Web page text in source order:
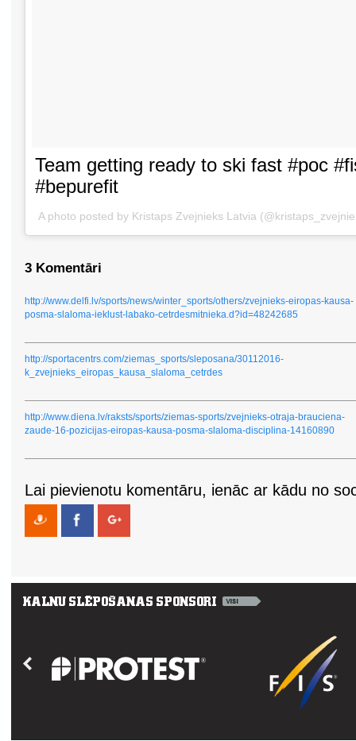
Team getting ready to ski fast #poc
#bepurefit
A photo posted by Kristaps Zvejnieks Latvia
3 Komentāri
http://www.delfi.lv/sports/news/winter_sports/others/zvejnieks-eiropas-kausa-
posma-slaloma-ieklust-labako-cetrdesmitnieka.d?id=48242685
http://sportacentrs.com/ziemas_sports/sleposana/30112016-
k_zvejnieks_eiropas_kausa_slaloma_cetrdes
http://www.diena.lv/raksts/sports/ziemas-sports/zvejnieks-otraja-brauciena-
zaude-16-pozicijas-eiropas-kausa-posma-slaloma-disciplina-14160890
Lai pievienotu komentāru, ienāc ar kādu no